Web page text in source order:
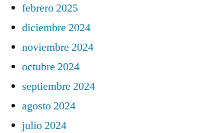
febrero 2025
diciembre 2024
noviembre 2024
octubre 2024
septiembre 2024
agosto 2024
julio 2024